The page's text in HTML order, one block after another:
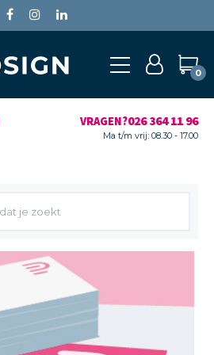
0
VRAGEN?026 364 11 96
Ma t/m vrij: 08.30 - 17.00